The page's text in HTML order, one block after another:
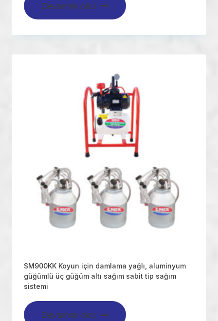
Devamını oku
SM900KK Koyun için damlama yağlı, aluminyum
güğümlü üç güğüm altı sağım sabit tip sağım
sistemi
Devamını oku